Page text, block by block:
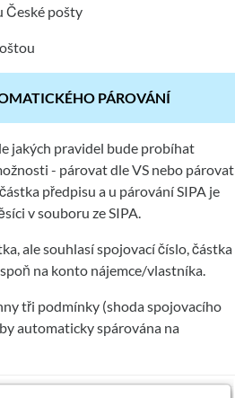
České pošty
PÁROVÁNÍ
jakých pravidel bude probíhat
- párovat dle VS nebo párovat
předpisu a u párování SIPA je
v souboru ze SIPA.
ale souhlasí spojovací číslo, částka
na konto nájemce/vlastníka.
tři podmínky (shoda spojovacího
automaticky spárována na